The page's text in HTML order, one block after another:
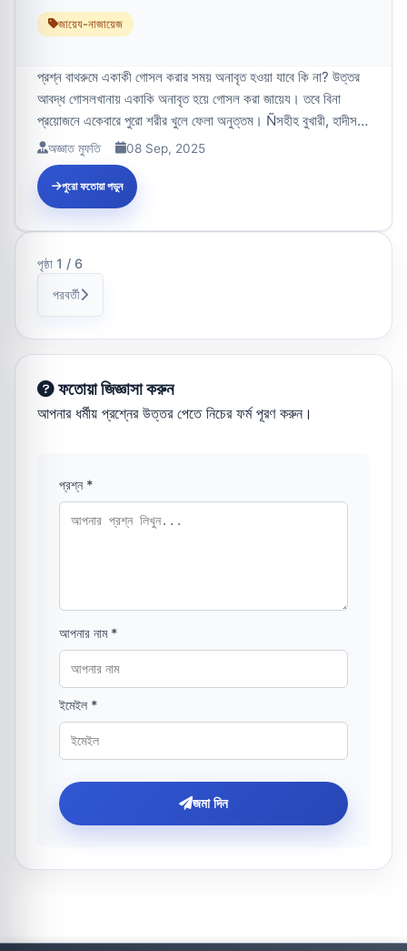
জায়েয-নাজায়েজ
প্রশ্ন বাথরুমে একাকী গোসল করার সময় অনাবৃত হওয়া যাবে কি না? উত্তর
আবদ্ধ গোসলখানায় একাকি অনাবৃত হয়ে গোসল করা জায়েয। তবে বিনা
প্রয়োজনে একেবারে পুরো শরীর খুলে ফেলা অনুত্তম। Ñসহীহ বুখারী, হাদীস
২৭৮;...
অজ্ঞাত মুফতি 08 Sep, 2025
পুরো ফতোয়া পড়ুন
পৃষ্ঠা 1 / 6
পরবর্তী
ফতোয়া জিজ্ঞাসা করুন
আপনার ধর্মীয় প্রশ্নের উত্তর পেতে নিচের ফর্ম পূরণ করুন।
প্রশ্ন *
আপনার নাম *
ইমেইল *
জমা দিন